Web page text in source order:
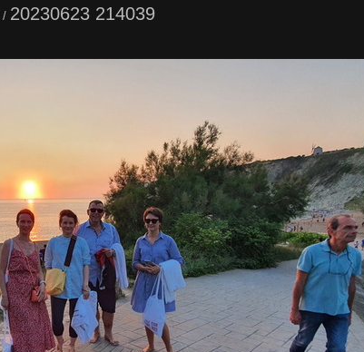
/ 20230623 214039